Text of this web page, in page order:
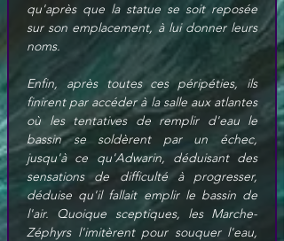
qu'après que la statue se soit reposée
sur son emplacement, à lui donner leurs
noms.
Enfin, après toutes ces péripéties, ils
finirent par accéder à la salle aux atlantes
où les tentatives de remplir d'eau le
bassin se soldèrent par un échec,
jusqu'à ce qu'Adwarin, déduisant des
sensations de difficulté à progresser,
déduise qu'il fallait emplir le bassin de
l'air. Quoique sceptiques, les Marche-
Zéphyrs l'imitèrent pour souquer l'eau,